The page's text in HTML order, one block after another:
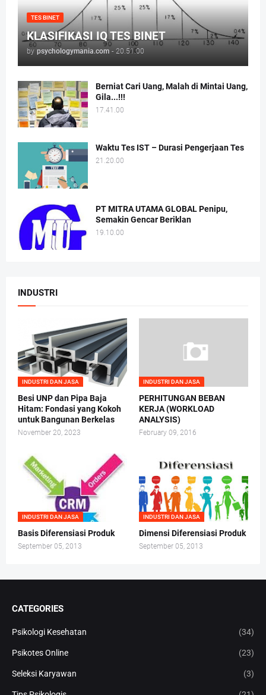
TES BINET
KLASIFIKASI IQ TES BINET
by psychologymania.com - 20.51.00
Berniat Cari Uang, Malah di Mintai Uang,
Gila...!!!
17.41.00
Waktu Tes IST – Durasi Pengerjaan Tes
21.20.00
PT MITRA UTAMA GLOBAL Penipu,
Semakin Gencar Beriklan
19.10.00
INDUSTRI
INDUSTRI DAN JASA
Besi UNP dan Pipa Baja
Hitam: Fondasi yang Kokoh
untuk Bangunan Berkelas
November 20, 2023
INDUSTRI DAN JASA
PERHITUNGAN BEBAN
KERJA (WORKLOAD
ANALYSIS)
February 09, 2016
INDUSTRI DAN JASA
Basis Diferensiasi Produk
September 05, 2013
INDUSTRI DAN JASA
Dimensi Diferensiasi Produk
September 05, 2013
CATEGORIES
Psikologi Kesehatan (34)
Psikotes Online (23)
Seleksi Karyawan (3)